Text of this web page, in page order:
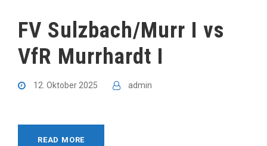
FV Sulzbach/Murr I vs
VfR Murrhardt I
12. Oktober 2025 admin
READ MORE